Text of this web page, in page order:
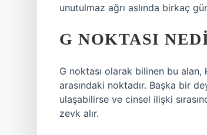
unutulmaz ağrı aslında birkaç
G NOKTASI
G noktası olarak bilinen bu alan,
arasındaki noktadır. Başka bir
ulaşabilirse ve cinsel ilişki
zevk alır.